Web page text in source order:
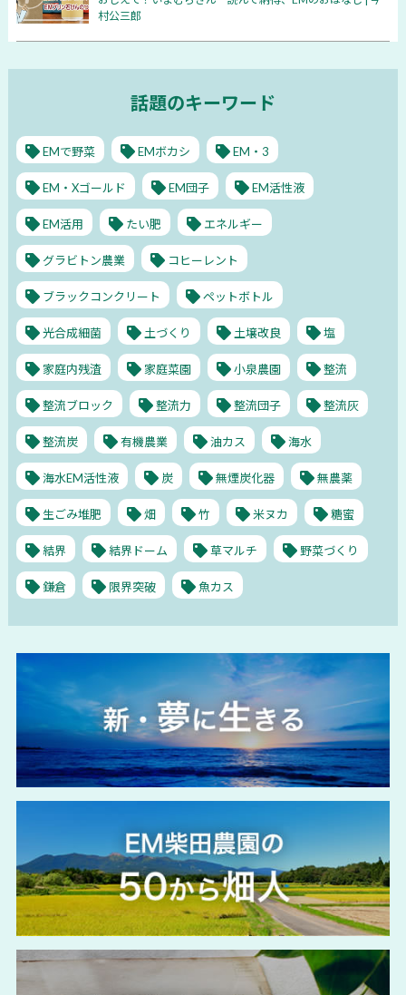
村公三郎
話題のキーワード
EMで野菜 EMボカシ EM・3
EM・Xゴールド EM団子 EM活性液
EM活用 たい肥 エネルギー
グラビトン農業 コヒーレント
ブラックコンクリート ペットボトル
光合成細菌 土づくり 土壌改良 塩
家庭内残渣 家庭菜園 小泉農園 整流
整流ブロック 整流力 整流団子 整流灰
整流炭 有機農業 油カス 海水
海水EM活性液 炭 無煙炭化器 無農薬
生ごみ堆肥 畑 竹 米ヌカ 糖蜜
結界 結界ドーム 草マルチ 野菜づくり
鎌倉 限界突破 魚カス